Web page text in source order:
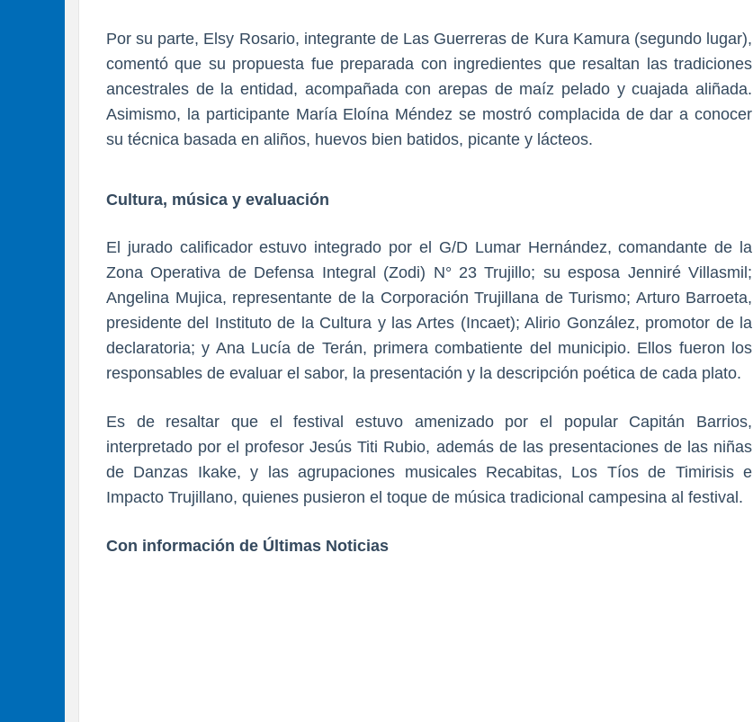
Por su parte, Elsy Rosario, integrante de Las Guerreras de Kura Kamura (segundo lugar),
comentó que su propuesta fue preparada con ingredientes que resaltan las tradiciones
ancestrales de la entidad, acompañada con arepas de maíz pelado y cuajada aliñada.
Asimismo, la participante María Eloína Méndez se mostró complacida de dar a conocer
su técnica basada en aliños, huevos bien batidos, picante y lácteos.
Cultura, música y evaluación
El jurado calificador estuvo integrado por el G/D Lumar Hernández, comandante de la
Zona Operativa de Defensa Integral (Zodi) N° 23 Trujillo; su esposa Jenniré Villasmil;
Angelina Mujica, representante de la Corporación Trujillana de Turismo; Arturo Barroeta,
presidente del Instituto de la Cultura y las Artes (Incaet); Alirio González, promotor de la
declaratoria; y Ana Lucía de Terán, primera combatiente del municipio. Ellos fueron los
responsables de evaluar el sabor, la presentación y la descripción poética de cada plato.
Es de resaltar que el festival estuvo amenizado por el popular Capitán Barrios,
interpretado por el profesor Jesús Titi Rubio, además de las presentaciones de las niñas
de Danzas Ikake, y las agrupaciones musicales Recabitas, Los Tíos de Timirisis e
Impacto Trujillano, quienes pusieron el toque de música tradicional campesina al festival.
Con información de Últimas Noticias